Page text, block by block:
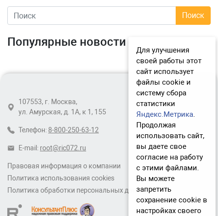
Популярные новости
Правовая информация о компании
Политика использования cookies
Политика обработки персональных данных
107553, г. Москва,
ул. Амурская, д. 1А, к 1, 155
Телефон: 8-800-250-63-12
E-mail: root@ric072.ru
Для улучшения
своей работы этот
сайт использует
файлы cookie и
систему сбора
статистики
Яндекс.Метрика.
Продолжая
использовать сайт,
вы даете свое
согласие на работу
с этими файлами.
Вы можете
запретить
сохранение cookie в
настройках своего